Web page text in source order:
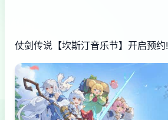
仗剑传说【坎斯汀音乐节】开启预约!